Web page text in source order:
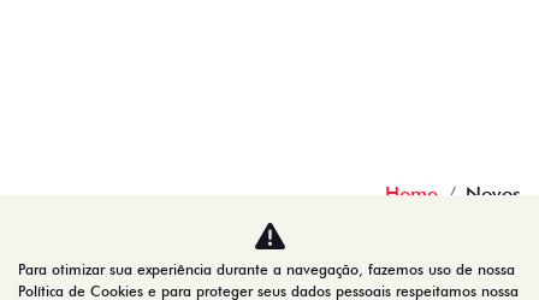
Home Novos
Desacelere. Seu bem maior é a vida.
Para otimizar sua experiência durante a navegação, fazemos uso de nossa
Política de Cookies e para proteger seus dados pessoais respeitamos nossa